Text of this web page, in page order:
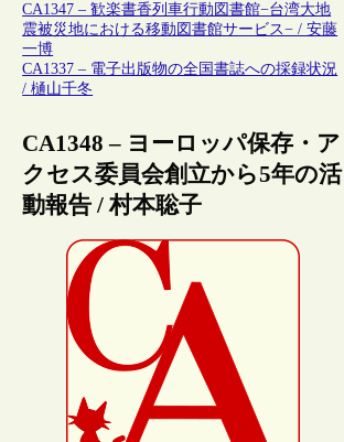
CA1347 – 歓楽書香列車行動図書館−台湾大地
震被災地における移動図書館サービス− / 安藤
一博
CA1337 – 電子出版物の全国書誌への採録状況
/ 樋山千冬
CA1348 – ヨーロッパ保存・ア
クセス委員会創立から5年の活
動報告 / 村本聡子